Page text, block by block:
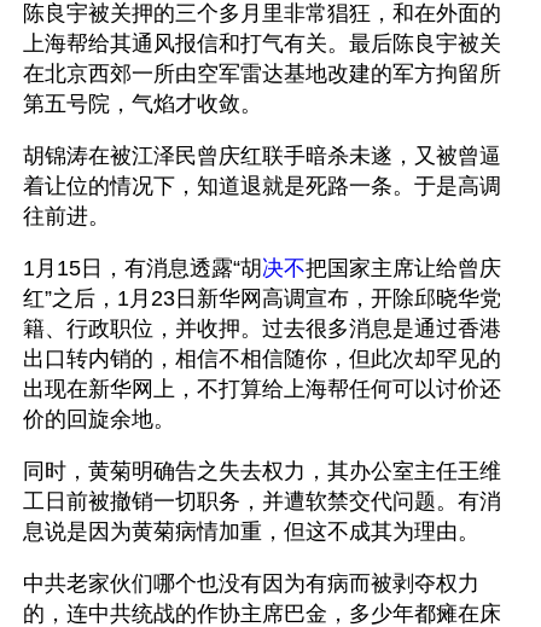
陈良宇被关押的三个多月里非常猖狂，和在外面的
上海帮给其通风报信和打气有关。最后陈良宇被关
在北京西郊一所由空军雷达基地改建的军方拘留所
第五号院，气焰才收敛。
胡锦涛在被江泽民曾庆红联手暗杀未遂，又被曾逼
着让位的情况下，知道退就是死路一条。于是高调
往前进。
1月15日，有消息透露“胡 决不把国家主席让给曾庆
红”之后，1月23日新华网高调宣布，开除邱晓华党
籍、行政职位，并收押。过去很多消息是通过香港
出口转内销的，相信不相信随你，但此次却罕见的
出现在新华网上，不打算给上海帮任何可以讨价还
价的回旋余地。
同时，黄菊明确告之失去权力，其办公室主任王维
工日前被撤销一切职务，并遭软禁交代问题。有消
息说是因为黄菊病情加重，但这不成其为理由。
中共老家伙们哪个也没有因为有病而被剥夺权力
的，连中共统战的作协主席巴金，多少年都瘫在床